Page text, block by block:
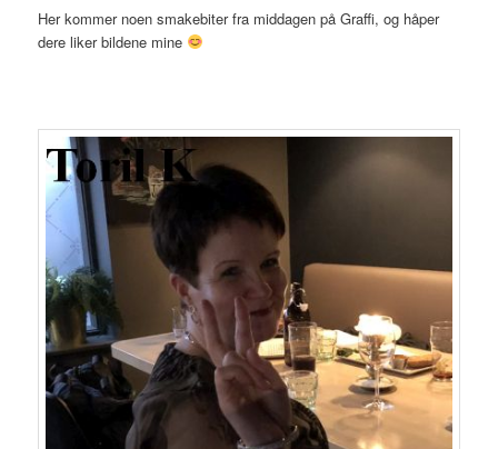
Her kommer noen smakebiter fra middagen på Graffi, og håper
dere liker bildene mine